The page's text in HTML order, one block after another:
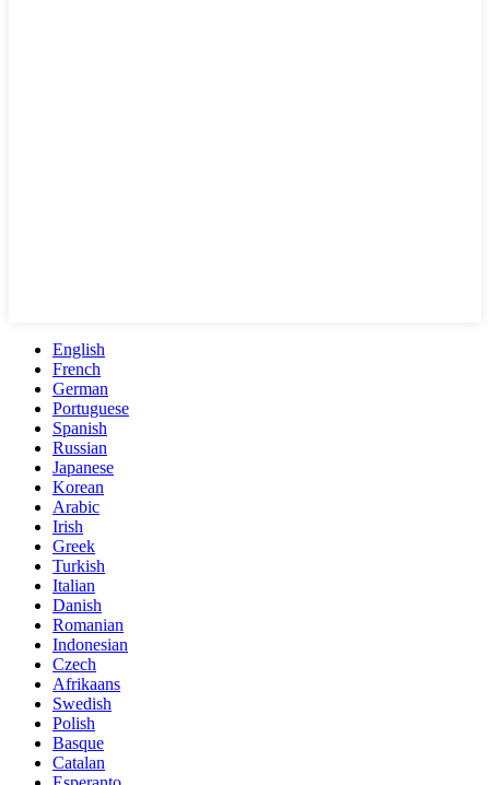
English
French
German
Portuguese
Spanish
Russian
Japanese
Korean
Arabic
Irish
Greek
Turkish
Italian
Danish
Romanian
Indonesian
Czech
Afrikaans
Swedish
Polish
Basque
Catalan